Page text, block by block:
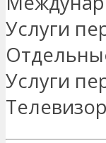
Услуги
Услуги